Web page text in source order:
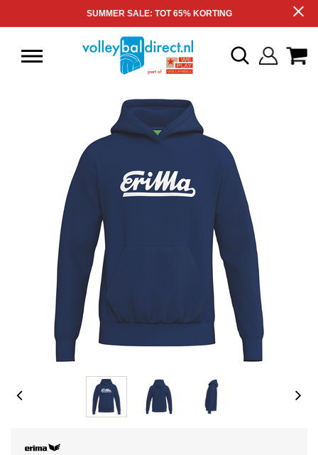
SUMMER SALE: TOT 65% KORTING